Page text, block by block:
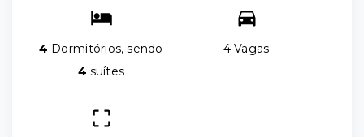
4 Dormitórios, sendo
4 suítes
4 Vagas